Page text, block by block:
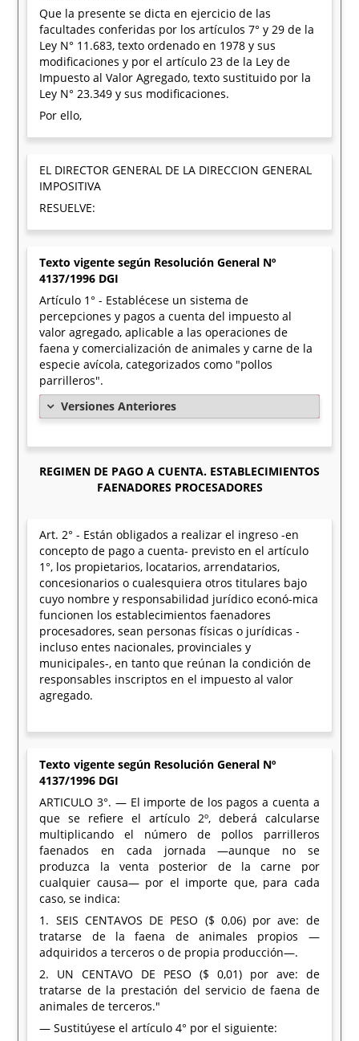
Que la presente se dicta en ejercicio de las
facultades conferidas por los artículos 7° y 29 de la
Ley N° 11.683, texto ordenado en 1978 y sus
modificaciones y por el artículo 23 de la Ley de
Impuesto al Valor Agregado, texto sustituido por la
Ley N° 23.349 y sus modificaciones.
Por ello,
EL DIRECTOR GENERAL DE LA DIRECCION GENERAL
IMPOSITIVA
RESUELVE:
Texto vigente según Resolución General Nº
4137/1996 DGI
Artículo 1° - Establécese un sistema de
percepciones y pagos a cuenta del impuesto al
valor agregado, aplicable a las operaciones de
faena y comercialización de animales y carne de la
especie avícola, categorizados como "pollos
parrilleros".
Versiones Anteriores
REGIMEN DE PAGO A CUENTA. ESTABLECIMIENTOS
FAENADORES PROCESADORES
Art. 2° - Están obligados a realizar el ingreso -en
concepto de pago a cuenta- previsto en el artículo
1°, los propietarios, locatarios, arrendatarios,
concesionarios o cualesquiera otros titulares bajo
cuyo nombre y responsabilidad jurídico econó-mica
funcionen los establecimientos faenadores
procesadores, sean personas físicas o jurídicas -
incluso entes nacionales, provinciales y
municipales-, en tanto que reúnan la condición de
responsables inscriptos en el impuesto al valor
agregado.
Texto vigente según Resolución General Nº
4137/1996 DGI
ARTICULO 3°. — El importe de los pagos a cuenta a
que se refiere el artículo 2º, deberá calcularse
multiplicando el número de pollos parrilleros
faenados en cada jornada —aunque no se
produzca la venta posterior de la carne por
cualquier causa— por el importe que, para cada
caso, se indica:
1. SEIS CENTAVOS DE PESO ($ 0,06) por ave: de
tratarse de la faena de animales propios —
adquiridos a terceros o de propia producción—.
2. UN CENTAVO DE PESO ($ 0,01) por ave: de
tratarse de la prestación del servicio de faena de
animales de terceros."
— Sustitúyese el artículo 4° por el siguiente: